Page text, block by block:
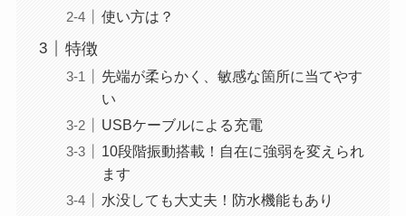
使い方は？
特徴
先端が柔らかく、敏感な箇所に当てやす
い
USBケーブルによる充電
10段階振動搭載！自在に強弱を変えられ
ます
水没しても大丈夫！防水機能もあり